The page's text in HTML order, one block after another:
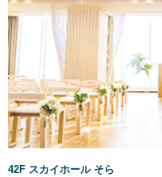
42F スカイホール そら